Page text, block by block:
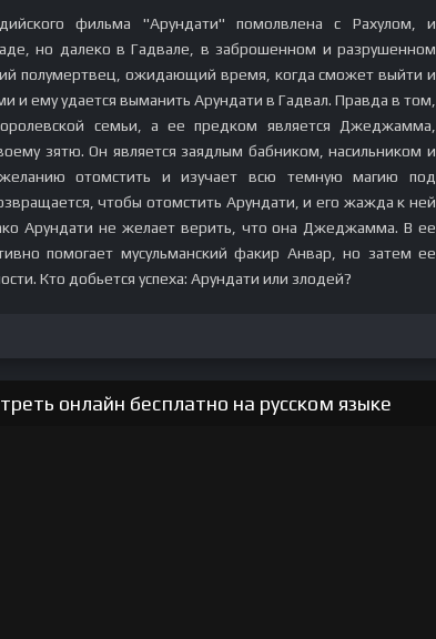
фильма "Арундати" помолвлена с Рахулом, и
но далеко в Гадвале, в заброшенном и разрушенном
полумертвец, ожидающий время, когда сможет выйти и
и ему удается выманить Арундати в Гадвал. Правда в том,
семьи, а ее предком является Джеджамма,
зятю. Он является заядлым бабником, насильником и
отомстить и изучает всю темную магию под
чтобы отомстить Арундати, и его жажда к ней
Арундати не желает верить, что она Джеджамма. В ее
помогает мусульманский факир Анвар, но затем ее
Кто добьется успеха: Арундати или злодей?
онлайн бесплатно на русском языке